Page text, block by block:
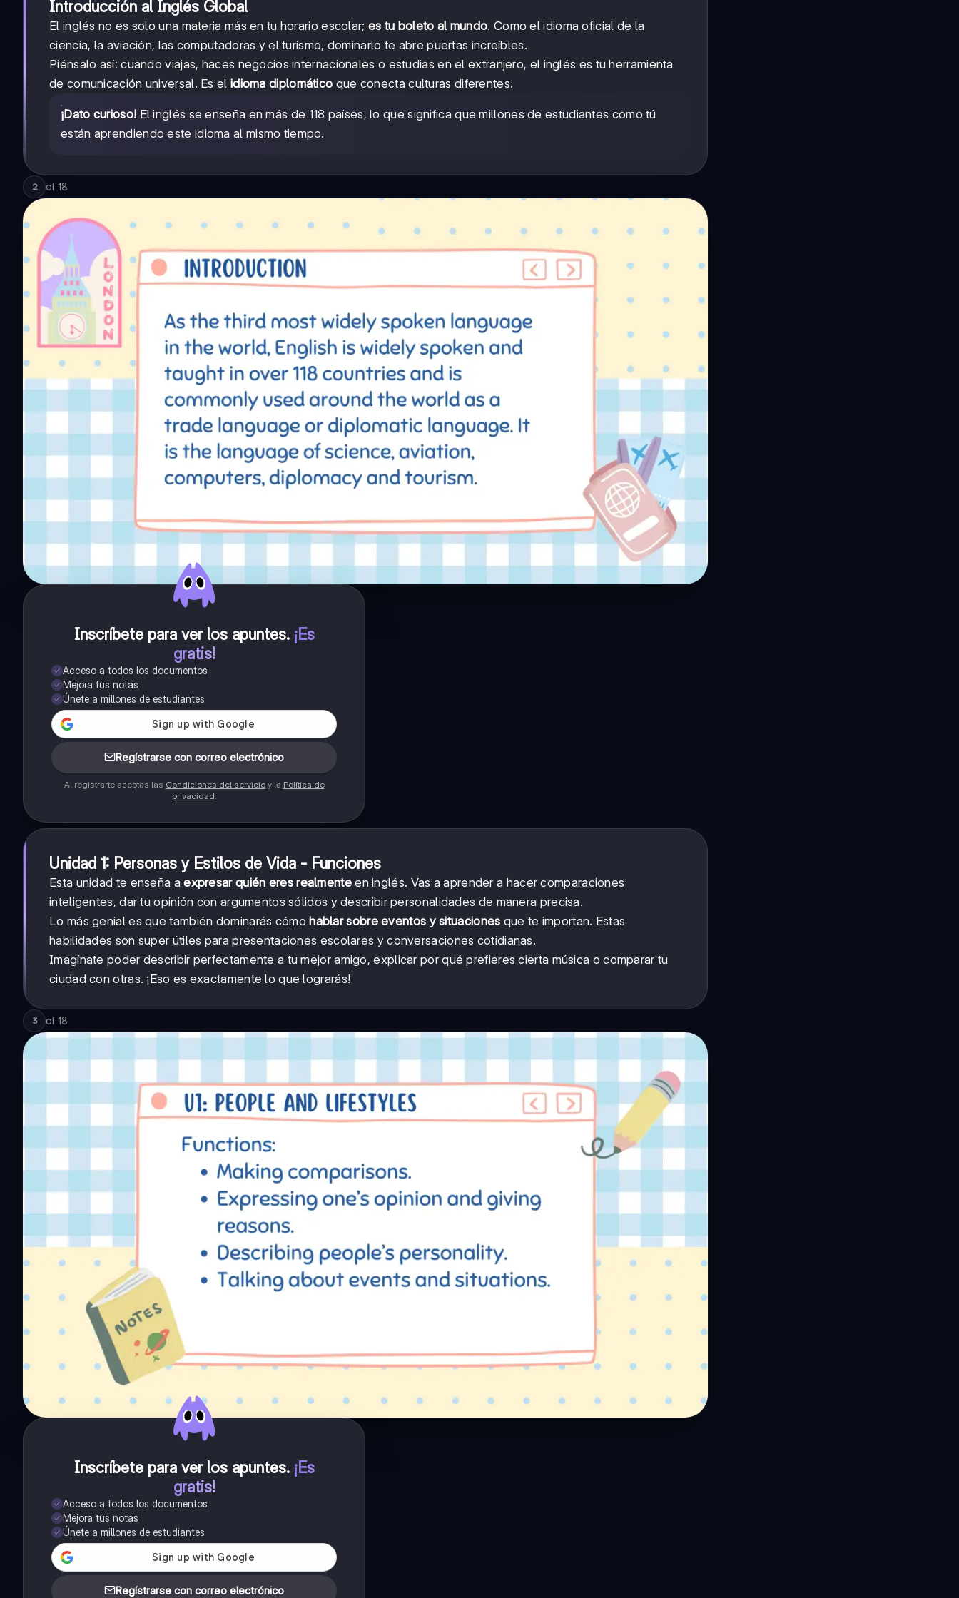
Introducción al Inglés Global
El inglés no es solo una materia más en tu horario escolar; es tu boleto al mundo. Como el idioma oficial de la
ciencia, la aviación, las computadoras y el turismo, dominarlo te abre puertas increíbles.
Piénsalo así: cuando viajas, haces negocios internacionales o estudias en el extranjero, el inglés es tu herramienta
de comunicación universal. Es el idioma diplomático que conecta culturas diferentes.
¡Dato curioso! El inglés se enseña en más de 118 países, lo que significa que millones de estudiantes como tú
están aprendiendo este idioma al mismo tiempo.
2 of 18
Inscríbete para ver los apuntes. ¡Es
gratis!
Acceso a todos los documentos
Mejora tus notas
Únete a millones de estudiantes
Regístrarse con correo electrónico
Al registrarte aceptas las Condiciones del servicioy la Política de
privacidad
Unidad 1: Personas y Estilos de Vida - Funciones
Esta unidad te enseña aexpresar quién eres realmenteen inglés. Vas a aprender a hacer comparaciones
inteligentes, dar tu opinión con argumentos sólidos y describir personalidades de manera precisa.
Lo más genial es que también dominarás cómohablar sobre eventos y situaciones que te importan. Estas
habilidades son super útiles para presentaciones escolares y conversaciones cotidianas.
Imagínate poder describir perfectamente a tu mejor amigo, explicar por qué prefieres cierta música o comparar tu
ciudad con otras. ¡Eso es exactamente lo que lograrás!
3 of 18
Inscríbete para ver los apuntes. ¡Es
gratis!
Acceso a todos los documentos
Mejora tus notas
Únete a millones de estudiantes
Regístrarse con correo electrónico